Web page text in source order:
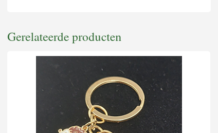
Gerelateerde producten